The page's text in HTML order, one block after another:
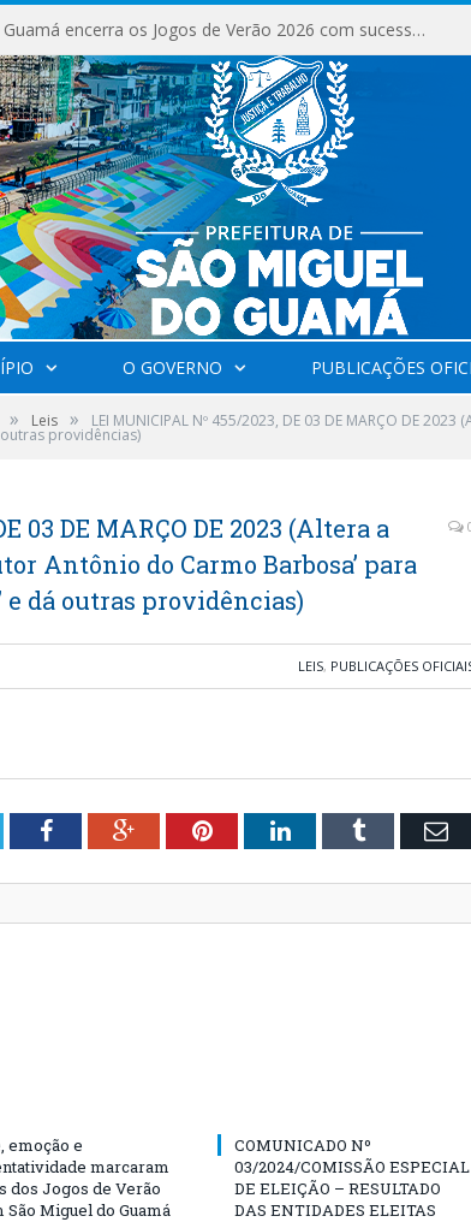
São Miguel do Guamá encerra os Jogos de Verão 2026 com sucesso de público e competições.
O GOVERNO PUBLICAÇÕES
» Leis » LEI MUNICIPAL Nº 455/2023, DE 03 DE MARÇO DE
outras providências)
03 DE MARÇO DE 2023 (Altera a
Antônio do Carmo Barbosa’ para
e dá outras providências)
LEIS, PUBLICAÇÕES
FacebookGoogle+PinterestLinkedInTumblr
emoção e
marcaram
dos Jogos de Verão
São Miguel do Guamá
COMUNICADO Nº
03/2024/COMISSÃO ESPECIAL
DE ELEIÇÃO – RESULTADO
DAS ENTIDADES ELEITAS